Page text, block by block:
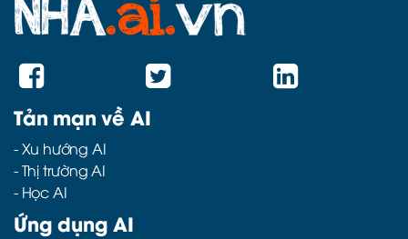
Tản mạn về AI
-Xu hướng AI
-Thị trường AI
- Học AI
Ứng dụng AI